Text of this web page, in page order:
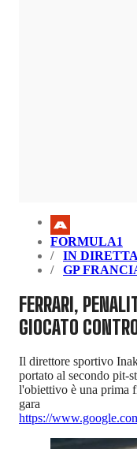
FORMULA1
IN DIRETTA
GP
FERRARI,
GIOCATO
Il direttore sportivo
portato al secondo pit-
l'obiettivo è una prima
gara
https://